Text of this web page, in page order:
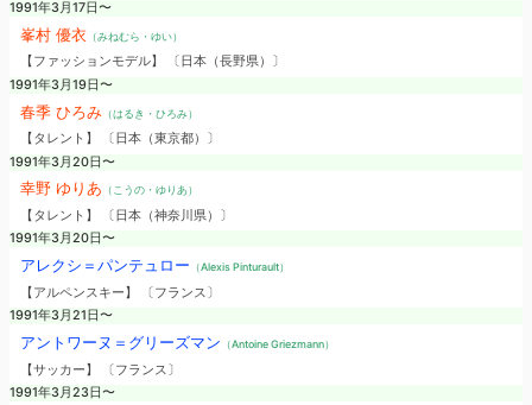
1991年3月17日〜
峯村 優衣（みねむら・ゆい）
【ファッションモデル】 〔日本（長野県）〕
1991年3月19日〜
春季 ひろみ（はるき・ひろみ）
【タレント】 〔日本（東京都）〕
1991年3月20日〜
幸野 ゆりあ （こうの・ゆりあ）
【タレント】 〔日本（神奈川県）〕
1991年3月20日〜
アレクシ＝パンテュロー （Alexis Pinturault）
【アルペンスキー】 〔フランス〕
1991年3月21日〜
アントワーヌ＝グリーズマン （Antoine Griezmann）
【サッカー】 〔フランス〕
1991年3月23日〜